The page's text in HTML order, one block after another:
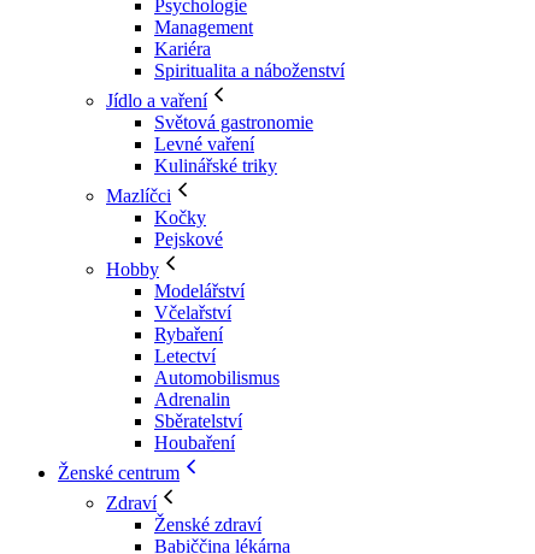
Psychologie
Management
Kariéra
Spiritualita a náboženství
Jídlo a vaření
Světová gastronomie
Levné vaření
Kulinářské triky
Mazlíčci
Kočky
Pejskové
Hobby
Modelářství
Včelařství
Rybaření
Letectví
Automobilismus
Adrenalin
Sběratelství
Houbaření
Ženské centrum
Zdraví
Ženské zdraví
Babiččina lékárna